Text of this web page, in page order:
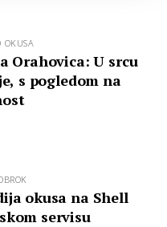
OKUSA
Orahovica: U srcu
s pogledom na
okusa na Shell
servisu